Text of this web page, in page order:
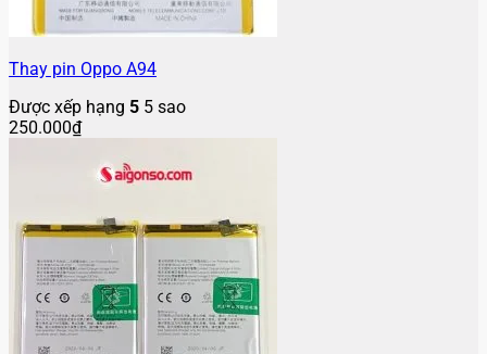
Thay pin Oppo A94
Được xếp hạng 5 5 sao
250.000₫